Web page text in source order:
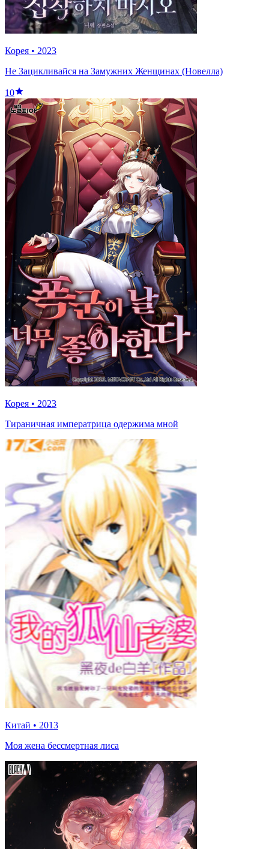
Корея • 2023
Не Зацикливайся на Замужних Женщинах (Новелла)
10
Корея • 2023
Тираничная императрица одержима мной
Китай • 2013
Моя жена бессмертная лиса